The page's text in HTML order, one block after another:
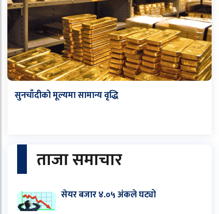
सुनचाँदीको मूल्यमा सामान्य वृद्धि
ताजा समाचार
सेयर बजार ४.०५ अंकले घट्यो